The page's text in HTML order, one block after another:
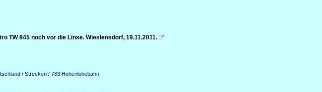
TW 845 noch vor die Linse. Wieslensdorf, 19.11.2011. 
/ Strecken / 783 Hohenlohebahn